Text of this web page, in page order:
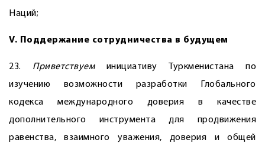
Наций;
V. Поддержание сотрудничества в будущем
23. Приветствуеминициативу Туркменистана по
изучению возможности разработки Глобального
кодекса международного доверия в качестве
дополнительного инструмента для продвижения
равенства, взаимного уважения, доверия и общей